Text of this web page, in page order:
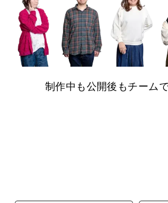
制作中も公開後もチーム